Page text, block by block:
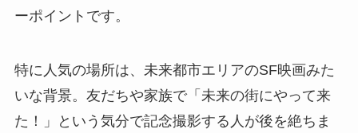
ーポイントです。
特に人気の場所は、未来都市エリアのSF映画みた
いな背景。友だちや家族で「未来の街にやって来
た！」という気分で記念撮影する人が後を絶ちま